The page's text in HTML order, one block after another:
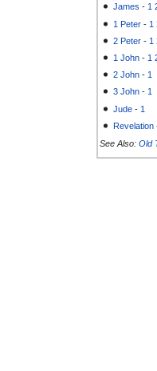
James -1
1 Peter - 1
2 Peter - 1
1 John - 1
2 John - 1
3 John -1
Jude - 1
Revelation
See Also: Old